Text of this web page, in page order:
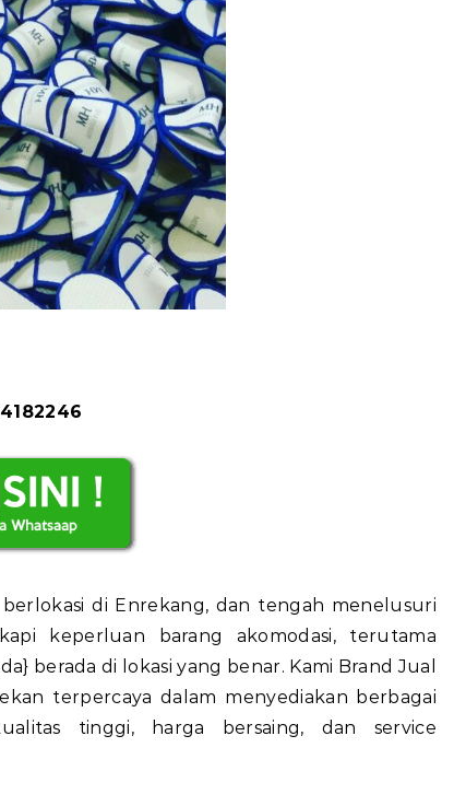
di Enrekang, dan tengah menelusuri
keperluan barang akomodasi, terutama
berada di lokasi yang benar. Kami Brand Jual
terpercaya dalam menyediakan berbagai
tinggi, harga bersaing, dan service